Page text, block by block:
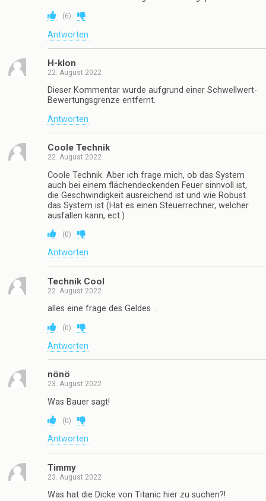
(6)
Antworten
H-klon
22. August 2022
Dieser Kommentar wurde aufgrund einer Schwellwert-
Bewertungsgrenze entfernt.
Antworten
Coole Technik
22. August 2022
Coole Technik. Aber ich frage mich, ob das System
auch bei einem flächendeckenden Feuer sinnvoll ist,
die Geschwindigkeit ausreichend ist und wie Robust
das System ist (Hat es einen Steuerrechner, welcher
ausfallen kann, ect.)
(0)
Antworten
Technik Cool
22. August 2022
alles eine frage des Geldes ..
(0)
Antworten
nönö
23. August 2022
Was Bauer sagt!
(0)
Antworten
Timmy
23. August 2022
Was hat die Dicke von Titanic hier zu suchen?!